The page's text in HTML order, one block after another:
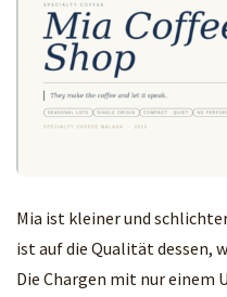
Mia ist kleiner und
ist auf die Qualität dessen,
Die Chargen mit nur einem